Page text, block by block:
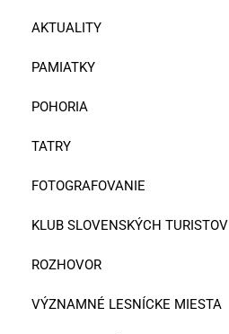
AKTUALITY
PAMIATKY
POHORIA
TATRY
FOTOGRAFOVANIE
KLUB SLOVENSKÝCH TURISTOV
ROZHOVOR
VÝZNAMNÉ LESNÍCKE MIESTA